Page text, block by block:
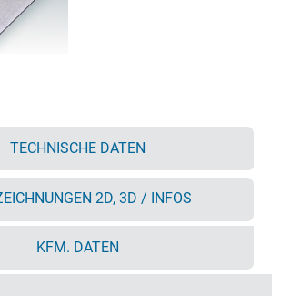
TECHNISCHE DATEN
2D, 3D / INFOS
KFM. DATEN